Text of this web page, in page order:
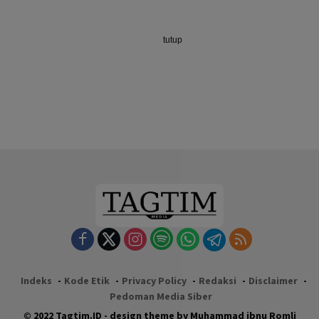
Indeks Kode Etik Privacy Policy Redaksi
Disclaimer
Pedoman Media Siber
© 2022 Tagtim.ID - design theme by Muhammad ibnu Romli
tutup